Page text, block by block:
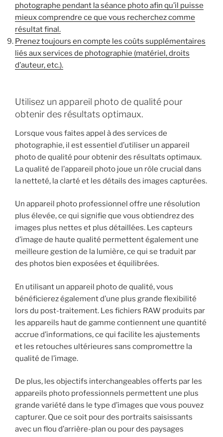
photographe pendant la séance photo afin qu’il puisse
mieux comprendre ce que vous recherchez comme
résultat final.
Prenez toujours en compte les coûts supplémentaires
liés aux services de photographie (matériel, droits
d’auteur, etc.).
Utilisez un appareil photo de qualité pour
obtenir des résultats optimaux.
Lorsque vous faites appel à des services de
photographie, il est essentiel d’utiliser un appareil
photo de qualité pour obtenir des résultats optimaux.
La qualité de l’appareil photo joue un rôle crucial dans
la netteté, la clarté et les détails des images capturées.
Un appareil photo professionnel offre une résolution
plus élevée, ce qui signifie que vous obtiendrez des
images plus nettes et plus détaillées. Les capteurs
d’image de haute qualité permettent également une
meilleure gestion de la lumière, ce qui se traduit par
des photos bien exposées et équilibrées.
En utilisant un appareil photo de qualité, vous
bénéficierez également d’une plus grande flexibilité
lors du post-traitement. Les fichiers RAW produits par
les appareils haut de gamme contiennent une quantité
accrue d’informations, ce qui facilite les ajustements
et les retouches ultérieures sans compromettre la
qualité de l’image.
De plus, les objectifs interchangeables offerts par les
appareils photo professionnels permettent une plus
grande variété dans le type d’images que vous pouvez
capturer. Que ce soit pour des portraits saisissants
avec un flou d’arrière-plan ou pour des paysages